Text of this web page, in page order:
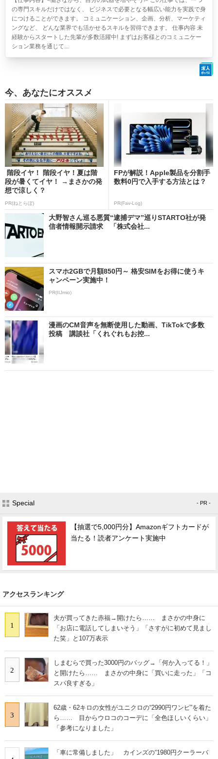
の専門スキルだけではなく、 ビジネスで必要となる幅広い能力を実践で身
につけることができます。 コミュニケーション、企画、分析、マーケティ
ングなど、 どんな業界でも活かせるスキルを習得できます。 仕事内容 未
経験からスタートした先輩が多数活躍中! まずはお客様とのコミュニケー
ション業務を通じて...
今、あなたにオススメ
階段イヤ！ 階段イヤ！夏は階
段が暑くてイヤ！ →まさかの発
想で涼しく？
PR(ねとらぼ)
FPが解説！Apple製品を分割手
数料0円で入手する方法とは？
PR(Fav-Log)
大野智さん巡る悪質“逮捕デマ”巡りSTARTO社が発
信者情報開示請求 「株式会社...
スマホ2GBで月額850円～ 格安SIMをお得に使うキ
ャンペーン実施中！
PR(IIJmio)
漫画のCM音声を無断使用した動画、TikTokで多数
投稿 講談社「くれぐれもお控...
Special - PR -
【抽選で5,000円分】Amazonギフトカードが
当たる！読者アンケート実施中
アクセスランキング
1
夫が買ってきた赤福→開けたら…… まさかの中身に
「お店に電話してしまいそう」「さすがに初めて見まし
た笑」と107万表示
2
しまむらで買った3000円のバッグ→「何か入ってる！」
と開けたら…… まさかの中身に「買いに走った」「コ
スパ良すぎる」
3
62歳・62キロの女性がユニクロの“2990円ワンピ”を着た
ら…… 目からウロコのコーデに「全色ほしいくらい」
「参考になりました」
「車に常備しました」 カインズの“1980円クーラーバ